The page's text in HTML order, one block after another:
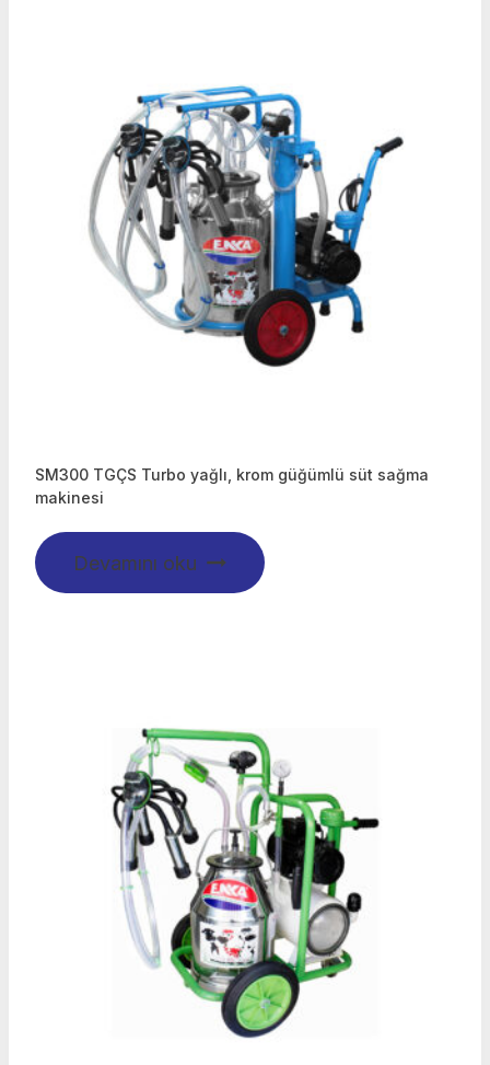
SM300 TGÇS Turbo yağlı, krom güğümlü süt sağma
makinesi
Devamını oku